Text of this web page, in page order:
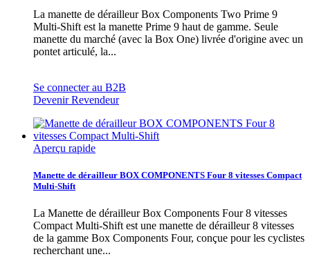
La manette de dérailleur Box Components Two Prime 9
Multi-Shift est la manette Prime 9 haut de gamme. Seule
manette du marché (avec la Box One) livrée d'origine avec un
pontet articulé, la...
Se connecter au B2B
Devenir Revendeur
Aperçu rapide
Manette de dérailleur BOX COMPONENTS Four 8 vitesses Compact
Multi-Shift
La Manette de dérailleur Box Components Four 8 vitesses
Compact Multi-Shift est une manette de dérailleur 8 vitesses
de la gamme Box Components Four, conçue pour les cyclistes
recherchant une...